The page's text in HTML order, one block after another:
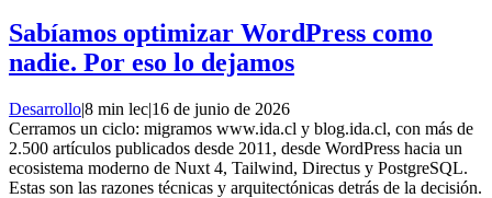
Sabíamos optimizar WordPress como
nadie. Por eso lo dejamos
Desarrollo|8 min lec|16 de junio de 2026
Cerramos un ciclo: migramos www.ida.cl y blog.ida.cl, con más de
2.500 artículos publicados desde 2011, desde WordPress hacia un
ecosistema moderno de Nuxt 4, Tailwind, Directus y PostgreSQL.
Estas son las razones técnicas y arquitectónicas detrás de la decisión.